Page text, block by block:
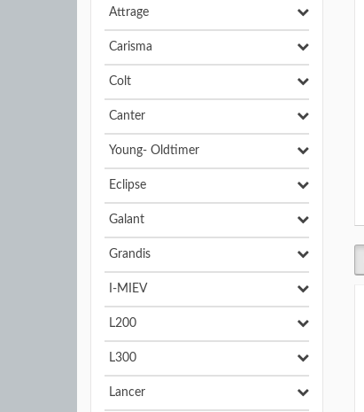
Attrage
Carisma
Colt
Canter
Young- Oldtimer
Eclipse
Galant
Grandis
I-MIEV
L200
L300
Lancer